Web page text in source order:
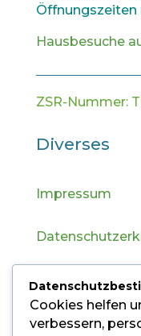
Öffnungszeiten
Hausbesuche
ZSR-Nummer:
Diverses
Impressum
Sitemap
Cookies helfen
verbessern,